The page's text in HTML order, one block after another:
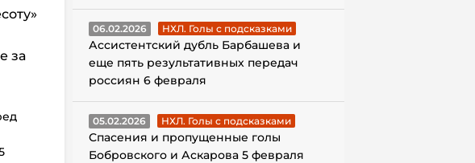
за
06.02.2026 НХЛ. Голы с подсказками
Ассистентский дубль Барбашева и
еще пять результативных передач
россиян 6 февраля
05.02.2026 НХЛ. Голы с подсказками
Спасения и пропущенные голы
Бобровского и Аскарова 5 февраля